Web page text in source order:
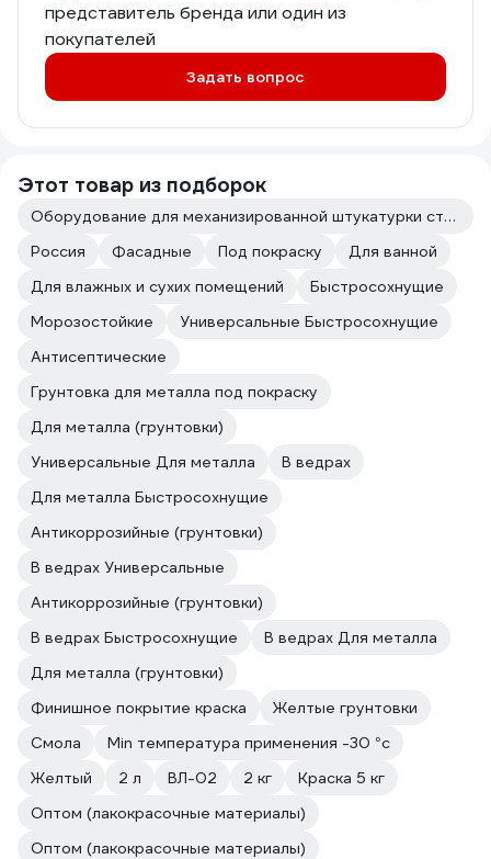
представитель бренда или один из
покупателей
Задать вопрос
Этот товар из подборок
Оборудование для механизированной штукатурки стен
Россия
Фасадные Под покраску
Для ванной
Для влажных и сухих помещений
Быстросохнущие
Морозостойкие
Универсальные Быстросохнущие
Антисептические
Грунтовка для металла под покраску
Для металла (грунтовки)
Универсальные Для металла
В ведрах
Для металла Быстросохнущие
Антикоррозийные (грунтовки)
В ведрах Универсальные
Антикоррозийные (грунтовки)
В ведрах Быстросохнущие
В ведрах Для металла
Для металла (грунтовки)
Финишное покрытие краска
Жeлтые грунтовки
Смола
Min температура применения -30 °с
Желтый
2 л ВЛ-02 2 кг
Краска 5 кг
Оптом (лакокрасочные материалы)
Оптом (лакокрасочные материалы)